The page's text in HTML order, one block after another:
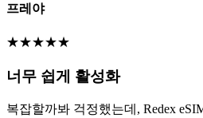
프레야
★★★★★
너무 쉽게 활성화
복잡할까봐 걱정했는데, Redex